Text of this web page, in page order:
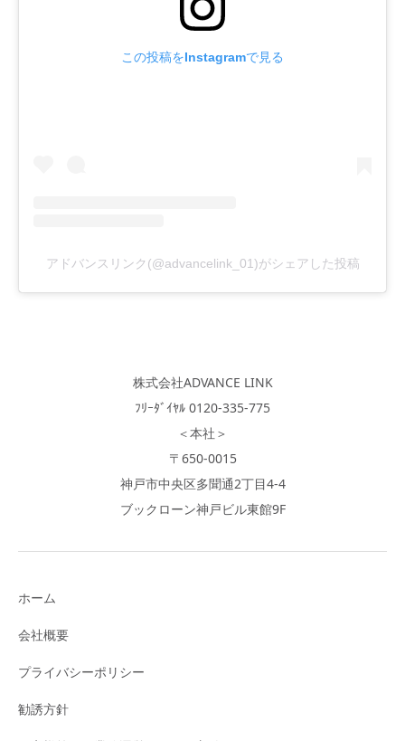
この投稿をInstagramで見る
アドバンスリンク(@advancelink_01)がシェアした投稿
株式会社ADVANCE LINK
ﾌﾘｰﾀﾞｲﾔﾙ 0120-335-775
＜本社＞
〒650-0015
神戸市中央区多聞通2丁目4-4
ブックローン神戸ビル東館9F
ホーム
会社概要
プライバシーポリシー
勧誘方針